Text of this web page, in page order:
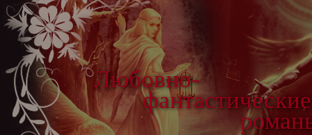
Любовно-
фантастические